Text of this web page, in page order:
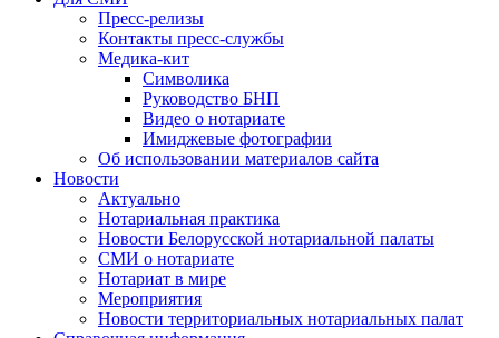
Пресс-релизы
Контакты пресс-службы
Медика-кит
Символика
Руководство БНП
Видео о нотариате
Имиджевые фотографии
Об использовании материалов сайта
Новости
Актуально
Нотариальная практика
Новости Белорусской нотариальной палаты
СМИ о нотариате
Нотариат в мире
Мероприятия
Новости территориальных нотариальных палат